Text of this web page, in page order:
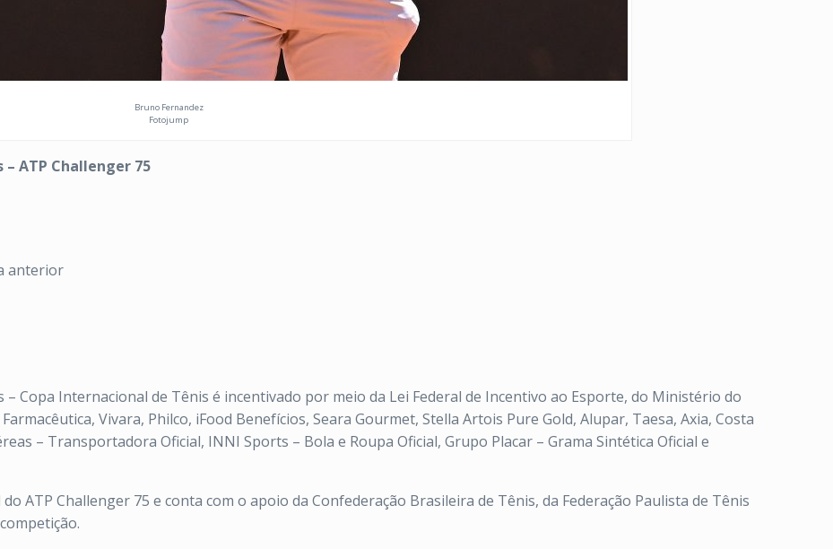
Bruno Fernandez
Fotojump
ATP Challenger 75
anterior
– Copa Internacional de Tênis é incentivado por meio da Lei Federal de Incentivo ao Esporte, do Ministério do
Vivara, Philco, iFood Benefícios, Seara Gourmet, Stella Artois Pure Gold, Alupar, Taesa, Axia, Costa
– Transportadora Oficial, INNI Sports – Bola e Roupa Oficial, Grupo Placar – Grama Sintética Oficial e
ATP Challenger 75 e conta com o apoio da Confederação Brasileira de Tênis, da Federação Paulista de Tênis